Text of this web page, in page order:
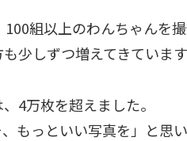
組以上のわんちゃんを
少しずつ増えてきています
4万枚を超えました。
もっといい写真を」と思